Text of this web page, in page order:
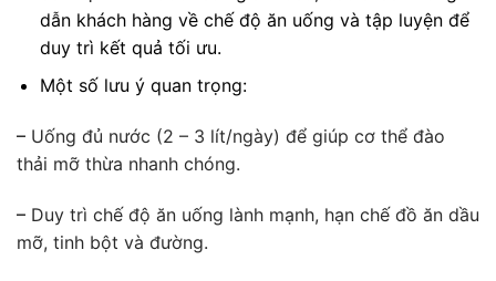
dẫn khách hàng về chế độ ăn uống và tập luyện để
duy trì kết quả tối ưu.
Một số lưu ý quan trọng:
– Uống đủ nước (2 – 3 lít/ngày) để giúp cơ thể đào
thải mỡ thừa nhanh chóng.
– Duy trì chế độ ăn uống lành mạnh, hạn chế đồ ăn dầu
mỡ, tinh bột và đường.